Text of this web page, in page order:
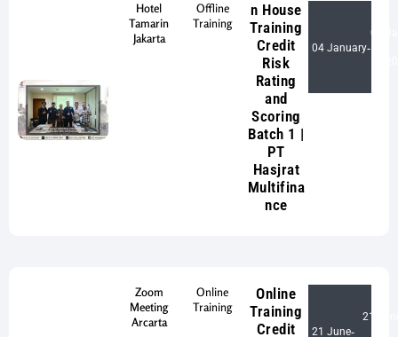
Hotel
Tamarin
Jakarta
Offline
Training
n House
Training
Credit
Risk
Rating
and
Scoring
Batch 1 |
PT
Hasjrat
Multifina
nce
04 January-
04
Zoom
Meeting
Arcarta
Online
Training
Online
Training
Credit
21 June-
21